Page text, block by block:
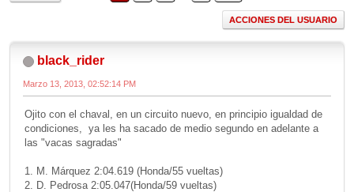
ACCIONES DEL USUARIO
black_rider
Marzo 13, 2013, 02:52:14 PM
Ojito con el chaval, en un circuito nuevo, en principio igualdad de
condiciones, ya les ha sacado de medio segundo en adelante a
las "vacas sagradas"
1. M. Márquez 2:04.619 (Honda/55 vueltas)
2. D. Pedrosa 2:05.047(Honda/59 vueltas)